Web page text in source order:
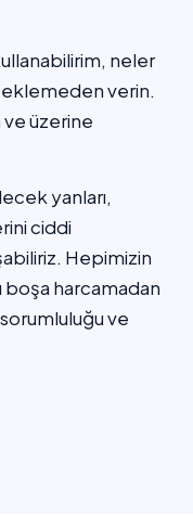
neler
verin.
ve üzerine
yanları,
ciddi
Hepimizin
boşa harcamadan
ve